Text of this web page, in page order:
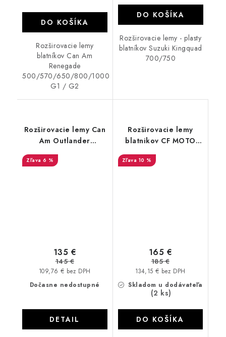
DO KOŠÍKA
Rozširovacie lemy
blatníkov Can Am
Renegade
500/570/650/800/1000
G1 / G2
DO KOŠÍKA
Rozširovacie lemy - plasty
blatníkov Suzuki Kingquad
700/750
Rozširovacie lemy Can
Am Outlander
STORM
6 %
Dočasne nedostupné
109,76 € bez DPH
135 €
145 €
DETAIL
Rozširovacie lemy
blatnikov CF MOTO
10 %
Skladom u dodávateľa
(2 ks)
134,15 € bez DPH
165 €
185 €
DO KOŠÍKA